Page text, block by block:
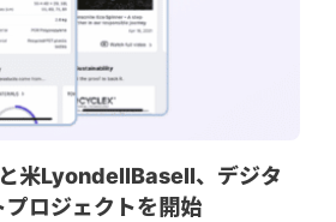
米LyondellBasell、デジタ
ロジェクトを開始